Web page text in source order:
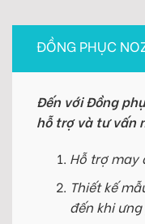
ĐỒNG PHỤC
Đến với Đồng
hỗ trợ và tư vấn
Hỗ trợ may
Thiết kế
đến khi ưng